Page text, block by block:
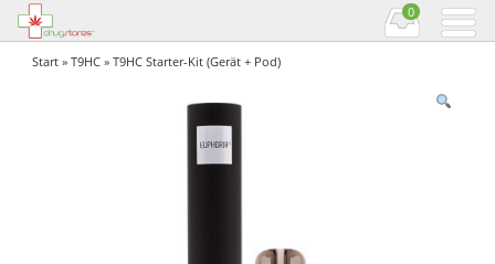
0
Start »T9HC » T9HC Starter-Kit (Gerät + Pod)